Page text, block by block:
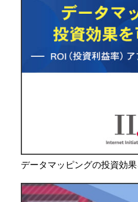
データマッピングの投資効